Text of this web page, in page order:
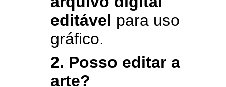
editável para uso
gráfico.
2. Posso editar a
arte?